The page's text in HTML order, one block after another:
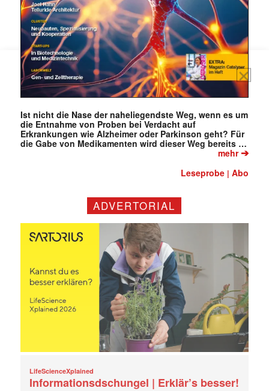
E-
Mail
(erforderlich)
Ist nicht die Nase der naheliegendste Weg, wenn es um
die Entnahme von Proben bei Verdacht auf
Erkrankungen wie Alzheimer oder Parkinson geht? Für
die Gabe von Medikamenten wird dieser Weg bereits …
mehr➔
Leseprobe |Abo
ADVERTORIAL
LifeScienceXplained
Informationsdschungel | Erklär’s besser!